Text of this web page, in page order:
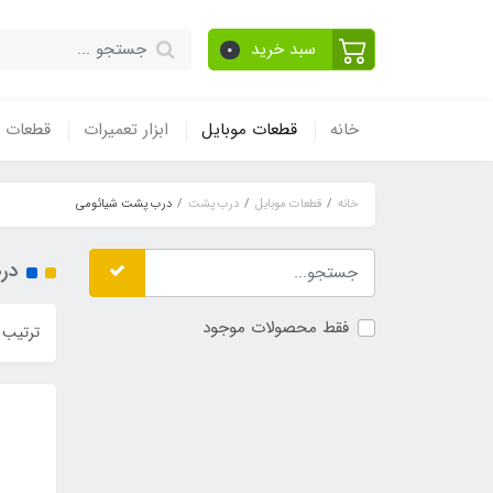
سبد خرید 0
خانه قطعات موبایل ابزار تعمیرات قطعات
خانه قطعات موبایل درب پشت درب پشت شیائومی
فقط محصولات موجود